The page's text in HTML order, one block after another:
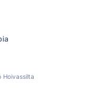
Hoivassilta